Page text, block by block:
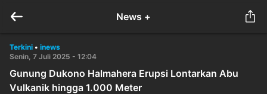
News +
Terkini • inews
Senin, 7 Juli 2025 - 12:04
Gunung Dukono Halmahera Erupsi Lontarkan Abu
Vulkanik hingga 1.000 Meter